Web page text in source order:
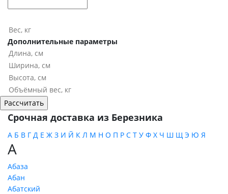
Дополнительные параметры
Срочная доставка из Березника
А Б В Г Д Е Ж З И Й К Л М Н О П Р С Т У Ф Х Ч Ш Щ Э Ю Я
А
Абаза
Абан
Абатский